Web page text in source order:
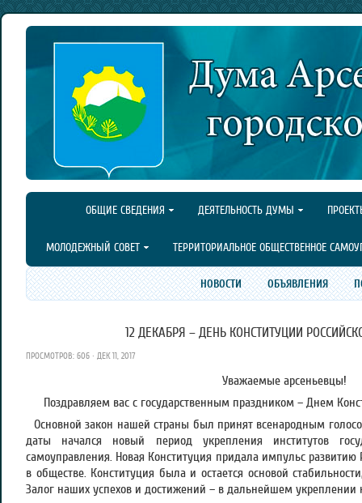
ОБЩИЕ СВЕДЕНИЯ ДЕЯТЕЛЬНОСТЬ ДУМЫ
МОЛОДЕЖНЫЙ СОВЕТ ТЕРРИТОРИАЛЬНОЕ ОБЩЕСТВЕННОЕ
НОВОСТИ ОБЪЯВЛЕНИЯ
12 ДЕКАБРЯ – ДЕНЬ КОНСТИТУЦИИ
ПРОСМОТРОВ: 606 · ДЕК 11, 2017
Уважаемые арсеньевцы!
Поздравляем вас с государственным праздником – Днем
Основной закон нашей страны был принят всенародным
даты начался новый период укрепления институтов
самоуправления. Новая Конституция придала импульс
в обществе. Конституция была и остается основой
Залог наших успехов и достижений – в дальнейшем укреплении